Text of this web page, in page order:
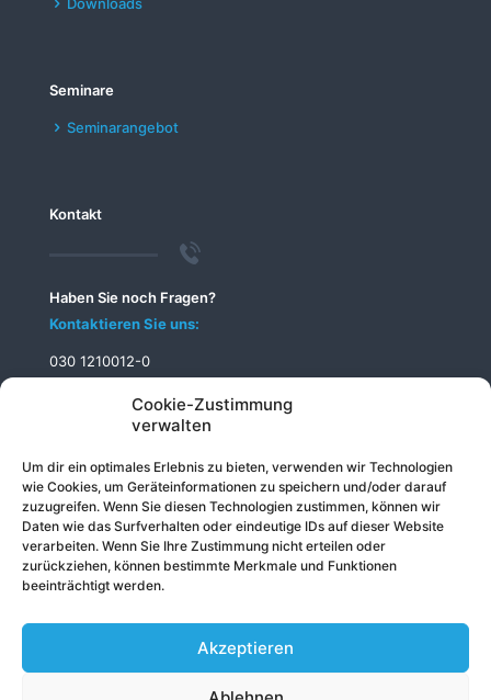
Cookie-Zustimmung
verwalten
Um dir ein optimales Erlebnis zu bieten, verwenden wir Technologien
wie Cookies, um Geräteinformationen zu speichern und/oder darauf
zuzugreifen. Wenn Sie diesen Technologien zustimmen, können wir
Daten wie das Surfverhalten oder eindeutige IDs auf dieser Website
verarbeiten. Wenn Sie Ihre Zustimmung nicht erteilen oder
zurückziehen, können bestimmte Merkmale und Funktionen
beeinträchtigt werden.
Akzeptieren
Seminare
Seminarangebot
Kontakt
Haben Sie noch Fragen?
Kontaktieren Sie uns:
030 1210012-0
info@telecomputer.de